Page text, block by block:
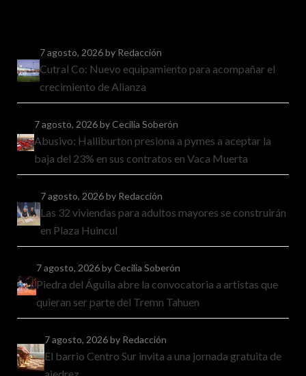
7 agosto, 2026by Redacción
Cutral Co: Nuevo equipamiento para acompañar el
crecimiento de Alianza
7 agosto, 2026by Cecilia Soberón
Abusivo: Halliburton presiona a pymes a aceptar la
baja del 23% en sus contratos en Vaca Muerta
7 agosto, 2026by Redacción
Las 32 viviendas para adultos mayores se construirán
en Plaza Huincul
7 agosto, 2026by Cecilia Soberón
Piedra del Águila abre la convocatoria a artistas que
quieran ser parte del Tremn Tahuen
7 agosto, 2026by Redacción
El barrio Centro Sur invita a una jornada gratuita de